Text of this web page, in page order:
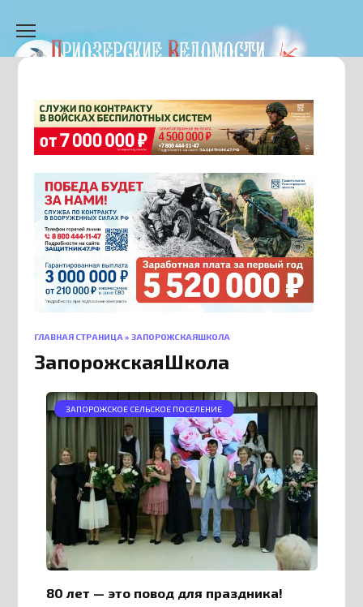
содержанию
ГЛАВНАЯ СТРАНИЦА »ЗАПОРОЖСКАЯШКОЛА
ЗапорожскаяШкола
ЗАПОРОЖСКОЕ СЕЛЬСКОЕ ПОСЕЛЕНИЕ
80 лет — это повод для праздника!